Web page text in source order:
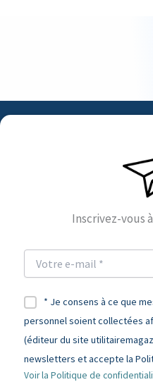
Inscrivez-vous
* Je consens à ce que
personnel soient collectées
(éditeur du site
newsletters et accepte la
Voir la Politique de